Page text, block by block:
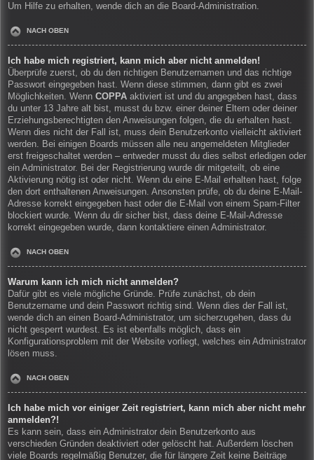
Um Hilfe zu erhalten, wende dich an die Board-Administration.
NACH OBEN
Ich habe mich registriert, kann mich aber nicht anmelden!
Überprüfe zuerst, ob du den richtigen Benutzernamen und das richtige
Passwort eingegeben hast. Wenn diese stimmen, dann gibt es zwei
Möglichkeiten. Wenn COPPA aktiviert ist und du angegeben hast, dass
du unter 13 Jahre alt bist, musst du bzw. einer deiner Eltern oder deiner
Erziehungsberechtigten den Anweisungen folgen, die du erhalten hast.
Wenn dies nicht der Fall ist, muss dein Benutzerkonto vielleicht aktiviert
werden. Bei einigen Boards müssen alle neu angemeldeten Mitglieder
erst freigeschaltet werden – entweder musst du dies selbst erledigen oder
ein Administrator. Bei der Registrierung wurde dir mitgeteilt, ob eine
Aktivierung nötig ist oder nicht. Wenn du eine E-Mail erhalten hast, folge
den dort enthaltenen Anweisungen. Ansonsten prüfe, ob du deine E-Mail-
Adresse korrekt eingegeben hast oder die E-Mail von einem Spam-Filter
blockiert wurde. Wenn du dir sicher bist, dass deine E-Mail-Adresse
korrekt eingegeben wurde, dann kontaktiere einen Administrator.
NACH OBEN
Warum kann ich mich nicht anmelden?
Dafür gibt es viele mögliche Gründe. Prüfe zunächst, ob dein
Benutzername und dein Passwort richtig sind. Wenn dies der Fall ist,
wende dich an einen Board-Administrator, um sicherzugehen, dass du
nicht gesperrt wurdest. Es ist ebenfalls möglich, dass ein
Konfigurationsproblem mit der Website vorliegt, welches ein Administrator
lösen muss.
NACH OBEN
Ich habe mich vor einiger Zeit registriert, kann mich aber nicht mehr
anmelden?!
Es kann sein, dass ein Administrator dein Benutzerkonto aus
verschieden Gründen deaktiviert oder gelöscht hat. Außerdem löschen
viele Boards regelmäßig Benutzer, die für längere Zeit keine Beiträge